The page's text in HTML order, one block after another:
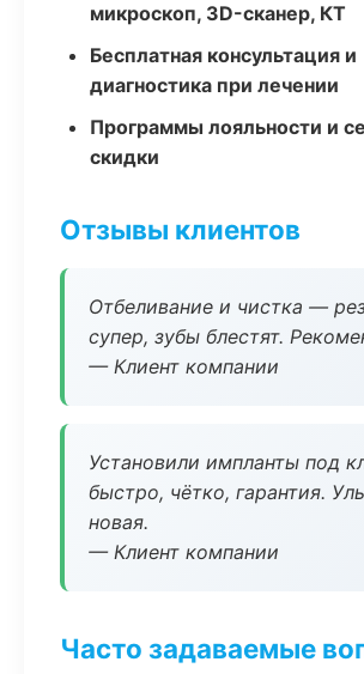
микроскоп, 3D-сканер, КТ
Бесплатная консультация и
диагностика при лечении
Программы лояльности и
скидки
Отзывы клиентов
Отбеливание и чистка —
супер, зубы блестят.
— Клиент компании
Установили импланты под
быстро, чётко, гарантия.
новая.
— Клиент компании
Часто задаваемые